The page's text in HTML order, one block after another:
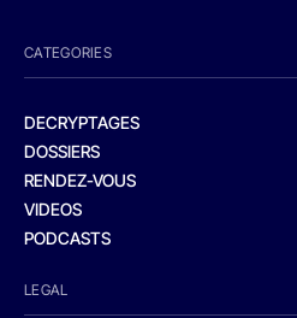
CATEGORIES
DECRYPTAGES
DOSSIERS
RENDEZ-VOUS
VIDEOS
PODCASTS
LEGAL